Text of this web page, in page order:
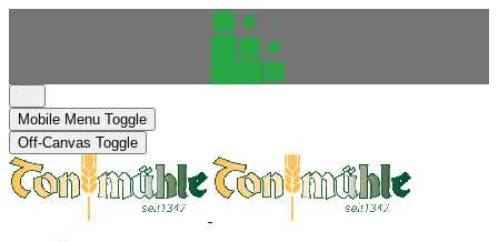
Mobile Menu Toggle
Off-Canvas Toggle